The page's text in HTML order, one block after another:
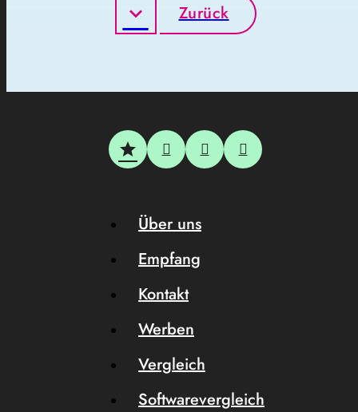
Zurück
Über uns
Empfang
Kontakt
Werben
Vergleich
Softwarevergleich